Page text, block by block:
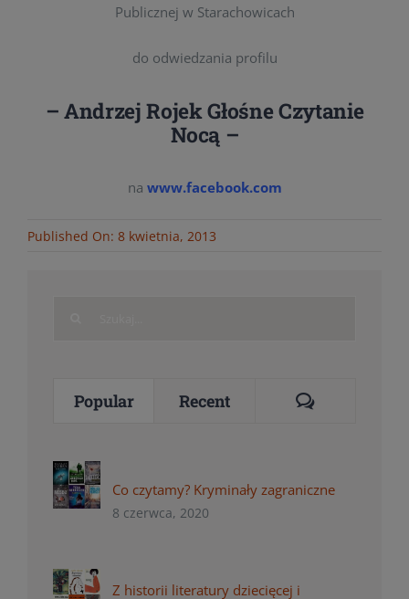
Publicznej w Starachowicach
do odwiedzania profilu
–Andrzej Rojek Głośne Czytanie
Nocą –
na www.facebook.com
Published On: 8 kwietnia, 2013
Popular Recent Comments
Co czytamy? Kryminały zagraniczne
8 czerwca, 2020
Z historii literatury dziecięcej i